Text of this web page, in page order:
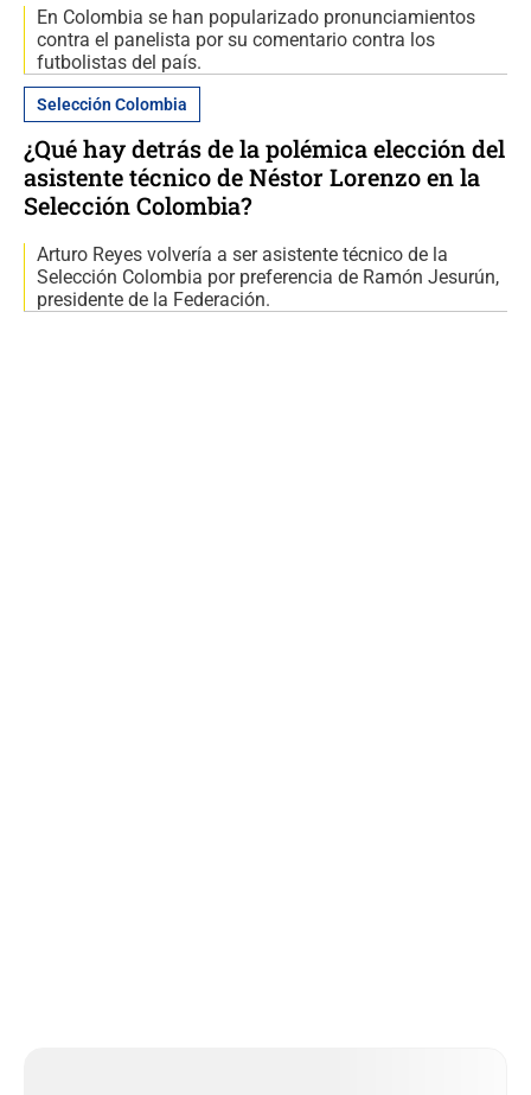
En Colombia se han popularizado pronunciamientos
contra el panelista por su comentario contra los
futbolistas del país.
Selección Colombia
¿Qué hay detrás de la polémica elección del
asistente técnico de Néstor Lorenzo en la
Selección Colombia?
Arturo Reyes volvería a ser asistente técnico de la
Selección Colombia por preferencia de Ramón Jesurún,
presidente de la Federación.